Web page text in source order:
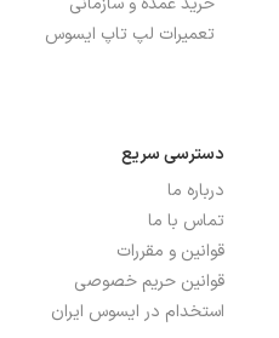
تعداد پورت USB 3.2 2
شبکه بی سیم WI-FI
نسخه بلوتوث
پورت HDMI
تعمیرات لپ تاپ ایسوس
دسترسی سریع
درباره ما
تماس با ما
قوانین و مقررات
قوانین حریم خصوصی
استخدام در ایسوس ایران